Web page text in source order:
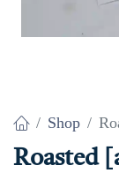
Shop
Roasted